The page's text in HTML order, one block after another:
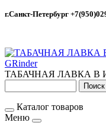
г.Санкт-Петербург
GRinder
ТАБАЧНАЯ ЛАВКА В
Каталог товаров
Меню